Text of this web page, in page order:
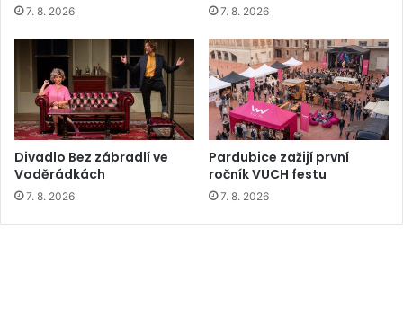
7. 8. 2026 7. 8. 2026
Divadlo Bez zábradlí ve
Voděrádkách
7. 8. 2026
Pardubice zažijí první
ročník VUCH festu
7. 8. 2026